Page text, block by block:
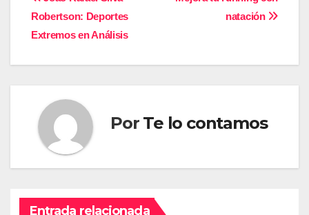
de
entradas
natación
Robertson: Deportes
Extremos en Análisis
Por Te lo contamos
Entrada relacionada